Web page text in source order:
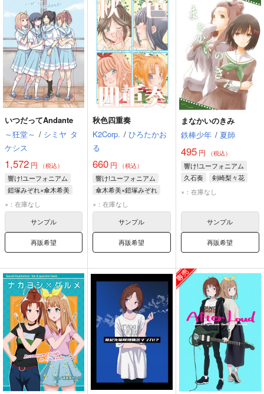
いつだってAndante
～狂堂～ / シミヤ タ
ケシス
1,572 円 （税込）
響け!ユーフォニアム
鎧塚みぞれ×傘木希美
傘木希美
×：在庫なし
サンプル
再販希望
秋色四重奏
K2Corp. / ひろたかお
る
660 円 （税込）
響け!ユーフォニアム
傘木希美×鎧塚みぞれ
傘木希美
×：在庫なし
サンプル
再販希望
まなかいのきみ
鉄棒少年 / 夏師
495円 （税込）
響け!ユーフォニアム
久石奏
剣崎梨々花
×：在庫なし
サンプル
再販希望